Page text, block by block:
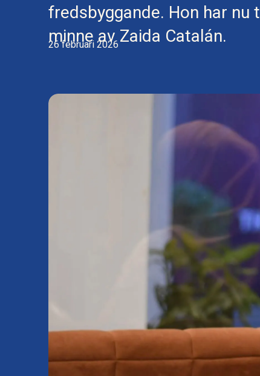
fredsbyggande. Hon har
minne av Zaida Catalán.
26 februari 2026